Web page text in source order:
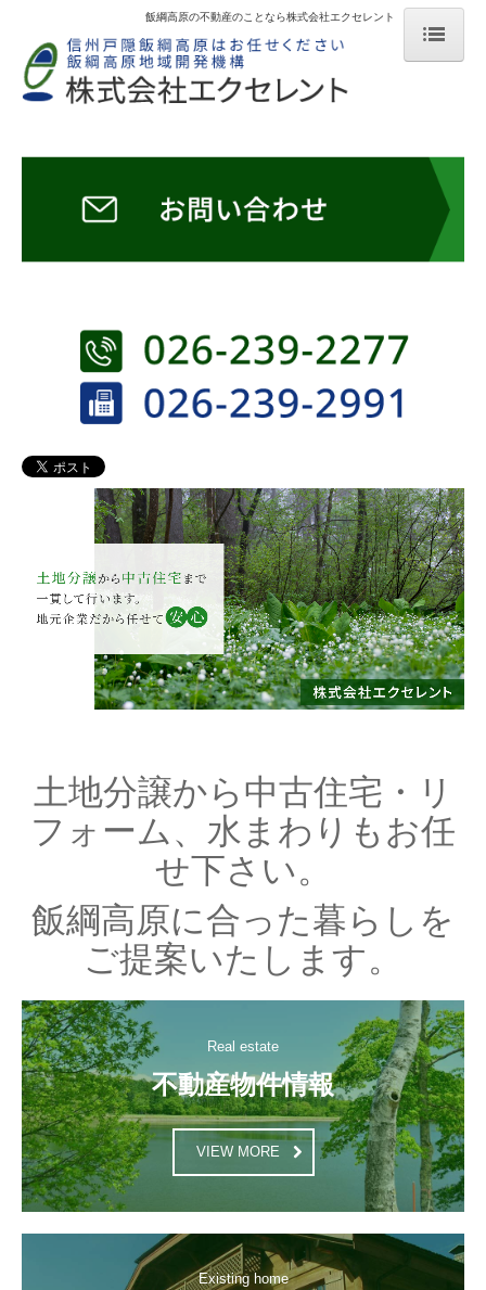
ホーム
そこが知りたい飯綱高原
飯綱写真館
飯綱高原乗馬倶楽部（IRP）
お問い合わせ
プライバシーポリシー
ゲストハウス「蔵楽亭 水上」がオープン
飯綱高原の不動産のことなら株式会社エクセレント
土地分譲から中古住宅 ・リ
フォーム、水まわりもお任
せ下さい。
飯綱高原に合った暮らしを
ご提案いたします。
Real estate
不動産物件情報
VIEW MORE
Existing home